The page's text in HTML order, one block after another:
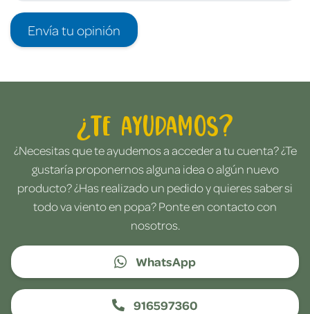
Envía tu opinión
¿Te ayudamos?
¿Necesitas que te ayudemos a acceder a tu cuenta? ¿Te
gustaría proponernos alguna idea o algún nuevo
producto? ¿Has realizado un pedido y quieres saber si
todo va viento en popa? Ponte en contacto con
nosotros.
WhatsApp
916597360